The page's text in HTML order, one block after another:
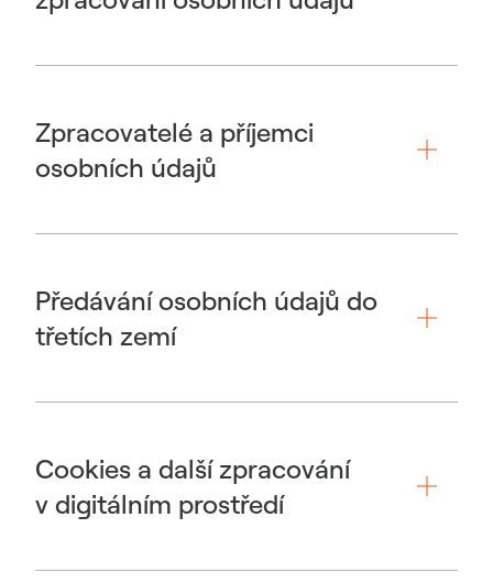
Zpracovatelé a příjemci
osobních údajů
Předávání osobních údajů do
třetích zemí
Cookies a další zpracování
v digitálním prostředí